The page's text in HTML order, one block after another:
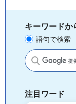
キーワードか
語句で検索
サイト内
注目ワード